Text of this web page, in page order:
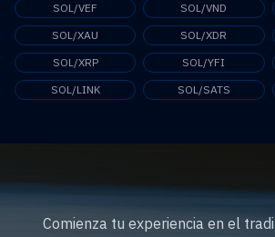
SOL/VEF
SOL/VND
SOL/XAU
SOL/XDR
SOL/XRP
SOL/YFI
SOL/LINK
SOL/SATS
Comienza tu experiencia en el